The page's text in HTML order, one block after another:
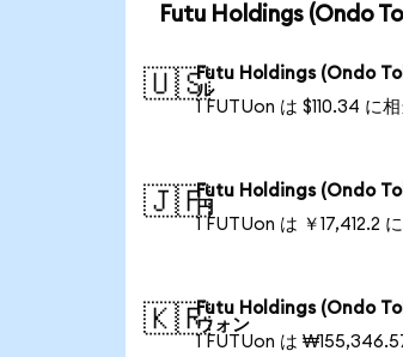
Futu Holdings (Ondo
🇺🇸Futu Holdings (Ondo
ル
1 FUTUon は $110.34 に相
🇯🇵Futu Holdings (Ondo
円
1 FUTUon は ￥17,412.2
🇰🇷Futu Holdings (Ondo
ウォン
1 FUTUon は